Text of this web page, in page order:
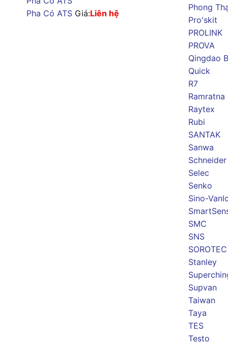
Pha Có ATS Giá:Liên hệ
Phong
Pro'skit
PROLINK
PROVA
Qingdao
Quick
R7
Ramratna
Raytex
Rubi
SANTAK
Sanwa
Schneider
Selec
Senko
Sino-
SMC
SNS
SOROTEC
Stanley
Supvan
Taiwan
Taya
TES
Testo